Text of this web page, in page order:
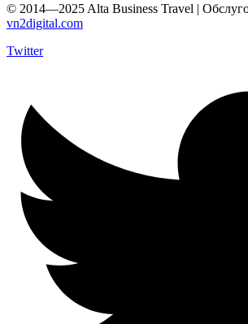
© 2014—2025 Alta Business Travel |
vn2digital.com
Twitter